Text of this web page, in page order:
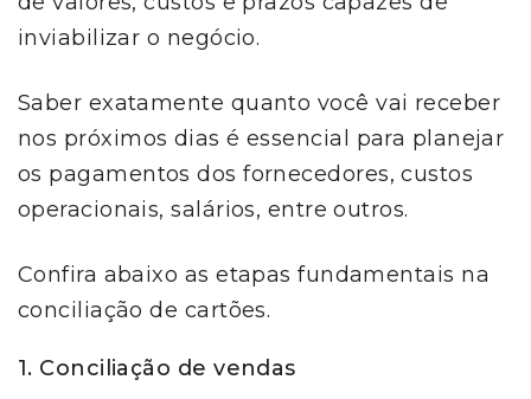
inviabilizar o negócio.
Saber exatamente quanto você vai receber
nos próximos dias é essencial para planejar
os pagamentos dos fornecedores, custos
operacionais, salários, entre outros.
Confira abaixo as etapas fundamentais na
conciliação de cartões.
1. Conciliação de vendas